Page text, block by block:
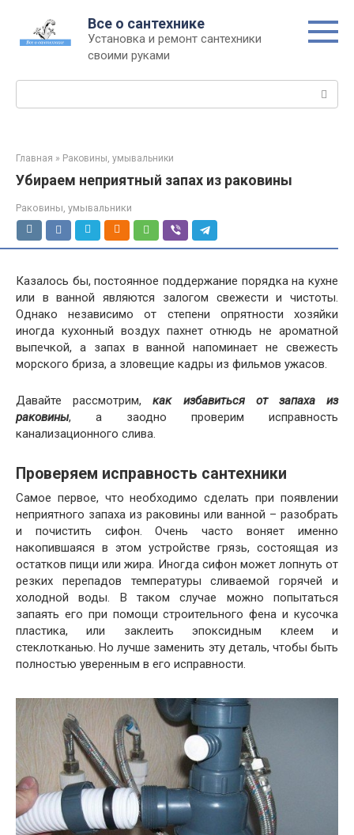
контенту
Все о сантехнике
Установка и ремонт сантехники
своими руками
Главная » Раковины, умывальники
Убираем неприятный запах из раковины
Раковины, умывальники
Казалось бы, постоянное поддержание порядка на кухне
или в ванной являются залогом свежести и чистоты.
Однако независимо от степени опрятности хозяйки
иногда кухонный воздух пахнет отнюдь не ароматной
выпечкой, а запах в ванной напоминает не свежесть
морского бриза, а зловещие кадры из фильмов ужасов.
Давайте рассмотрим,как избавиться от запаха из
раковины, а заодно проверим исправность
канализационного слива.
Проверяем исправность сантехники
Самое первое, что необходимо сделать при появлении
неприятного запаха из раковины или ванной – разобрать
и почистить сифон. Очень часто воняет именно
накопившаяся в этом устройстве грязь, состоящая из
остатков пищи или жира. Иногда сифон может лопнуть от
резких перепадов температуры сливаемой горячей и
холодной воды. В таком случае можно попытаться
запаять его при помощи строительного фена и кусочка
пластика, или заклеить эпоксидным клеем и
стеклотканью. Но лучше заменить эту деталь, чтобы быть
полностью уверенным в его исправности.